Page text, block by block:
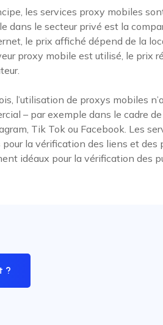
les services proxy mobiles
dans le secteur privé est la
le prix affiché dépend de la
proxy mobile est utilisé, le prix
l’utilisation de proxys mobiles
– par exemple dans le cadre
Tik Tok ou Facebook. Les
pour la vérification des liens et
idéaux pour la vérification des
?